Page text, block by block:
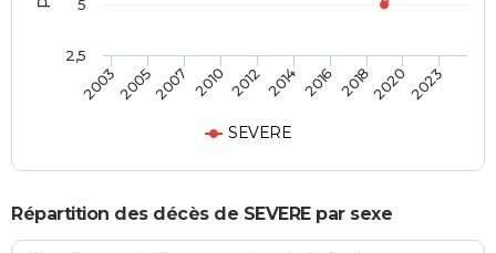
SEVERE
200320052007 2010 2012 2014 2016 201820202023
2,5
5
Répartition des décès de SEVERE par sexe